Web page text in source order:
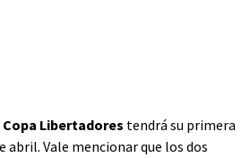
Copa Libertadores tendrá su primera
abril. Vale mencionar que los dos